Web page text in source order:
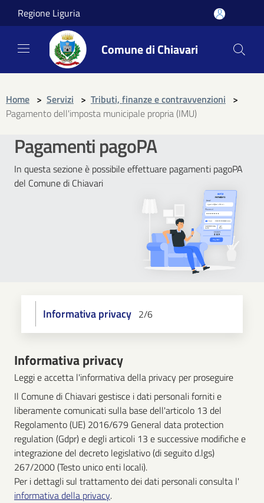
Regione Liguria
Comune di Chiavari
Home > Servizi > Tributi, finanze e contravvenzioni >
Pagamento dell'imposta municipale propria (IMU)
Pagamenti pagoPA
In questa sezione è possibile effettuare pagamenti pagoPA
del Comune di Chiavari
Informativa privacy 2/6
Informativa privacy
Leggi e accetta l'informativa della privacy per proseguire
Il Comune di Chiavari gestisce i dati personali forniti e
liberamente comunicati sulla base dell'articolo 13 del
Regolamento (UE) 2016/679 General data protection
regulation (Gdpr) e degli articoli 13 e successive modifiche e
integrazione del decreto legislativo (di seguito d.lgs)
267/2000 (Testo unico enti locali).
Per i dettagli sul trattamento dei dati personali consulta l'
informativa della privacy.